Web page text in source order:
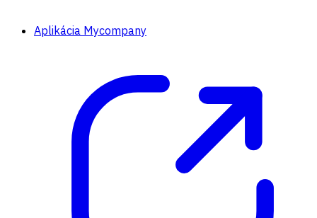
Aplikácia Mycompany